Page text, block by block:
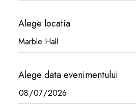
Alege locatia
Alege data evenimentului